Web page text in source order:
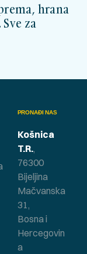
hrana
za
PRONAĐI NAS
Košnica
T.R.,
76300
Bijeljina
Mačvanska
31,
Bosna i
Hercegovin
a